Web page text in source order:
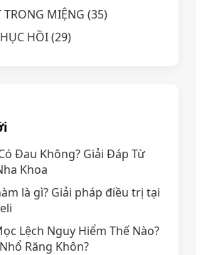
TRONG MIỆNG (35)
HỒI(29)
Đau Không? Giải Đáp Từ
Khoa
là gì? Giải pháp điều trị tại
Lệch Nguy Hiểm Thế Nào?
Răng Khôn?